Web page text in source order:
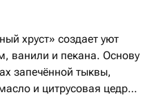
хруст» создает уют
ванили и пекана. Основу
запечённой тыквы,
и цитрусовая цедра.